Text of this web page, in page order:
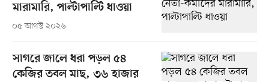
মারামারি, পাল্টাপাল্টি ধাওয়া
০৫ আগস্ট ২০২৬
সাগরে জালে ধরা পড়ল ৫৪
কেজির তবল মাছ, ৩৬ হাজার